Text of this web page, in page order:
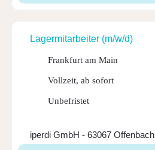
Lager­mit­ar­beiter (m/w/d)
Frankfurt am Main
Vollzeit, ab sofort
Unbefristet
iperdi GmbH - 63067 Offenbach